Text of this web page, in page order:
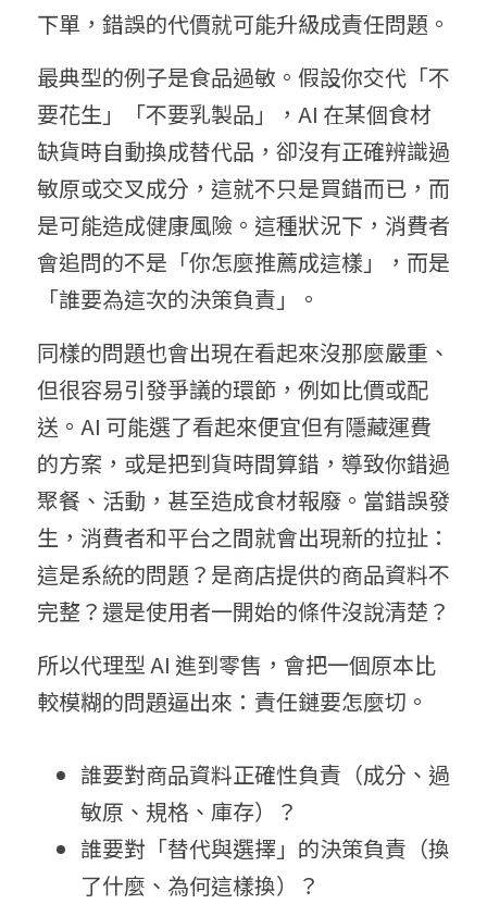
下單，錯誤的代價就可能升級成責任問題。
最典型的例子是食品過敏。假設你交代「不
要花生」「不要乳製品」，AI 在某個食材
缺貨時自動換成替代品，卻沒有正確辨識過
敏原或交叉成分，這就不只是買錯而已，而
是可能造成健康風險。這種狀況下，消費者
會追問的不是「你怎麼推薦成這樣」，而是
「誰要為這次的決策負責」。
同樣的問題也會出現在看起來沒那麼嚴重、
但很容易引發爭議的環節，例如比價或配
送。AI 可能選了看起來便宜但有隱藏運費
的方案，或是把到貨時間算錯，導致你錯過
聚餐、活動，甚至造成食材報廢。當錯誤發
生，消費者和平台之間就會出現新的拉扯：
這是系統的問題？是商店提供的商品資料不
完整？還是使用者一開始的條件沒說清楚？
所以代理型 AI 進到零售，會把一個原本比
較模糊的問題逼出來：責任鏈要怎麼切。
誰要對商品資料正確性負責（成分、過
敏原、規格、庫存）？
誰要對「替代與選擇」的決策負責（換
了什麼、為何這樣換）？